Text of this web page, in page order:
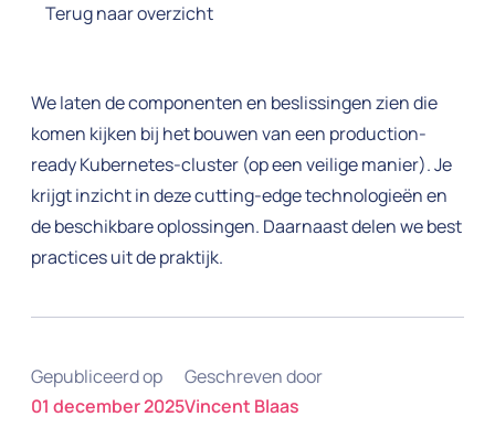
Terug naar overzicht
We laten de componenten en beslissingen zien die
komen kijken bij het bouwen van een production-
ready Kubernetes-cluster (op een veilige manier). Je
krijgt inzicht in deze cutting-edge technologieën en
de beschikbare oplossingen. Daarnaast delen we best
practices uit de praktijk.
Gepubliceerd op
01 december 2025
Geschreven door
Vincent Blaas